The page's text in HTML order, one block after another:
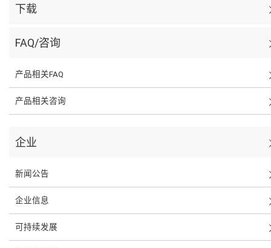
下载
FAQ/咨询
产品相关FAQ
产品相关咨询
企业
新闻公告
企业信息
可持续发展